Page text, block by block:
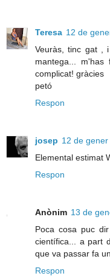
Teresa 12 de
Veuràs, tinc gat ,
mantega...
complicat! gràcies
petó
Respon
josep 12 de
Elemental estimat
Respon
Anònim 13 de
Poca cosa puc
científica... a part
que va passar fa
Respon